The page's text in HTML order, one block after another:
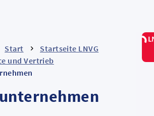
Start
Startseite LNVG
und Vertrieb